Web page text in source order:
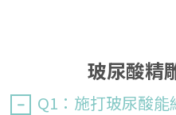
玻尿酸精
Q1：施打玻尿酸能